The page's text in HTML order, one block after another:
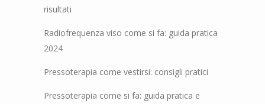
risultati
Radiofrequenza viso come si fa: guida pratica
2024
Pressoterapia come vestirsi: consigli pratici
Pressoterapia come si fa: guida pratica e